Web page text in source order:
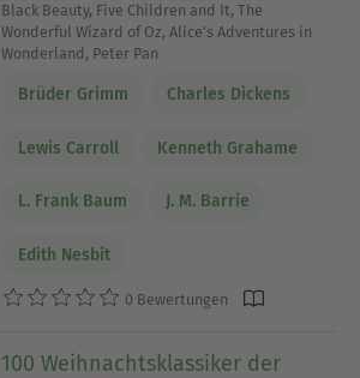
Black Beauty, Five Children and It, The
Wonderful Wizard of Oz, Alice's Adventures in
Wonderland, Peter Pan
Brüder Grimm Charles Dickens
Lewis Carroll Kenneth Grahame
L. Frank Baum J. M. Barrie
Edith Nesbit
0 Bewertungen
100 Weihnachtsklassiker der